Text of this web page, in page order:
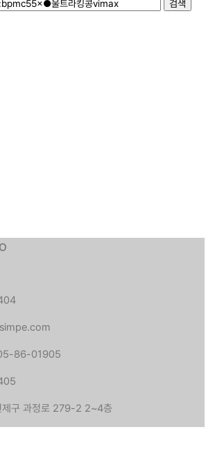
검색
86-01905
제구 과정로 279-2 2~4층